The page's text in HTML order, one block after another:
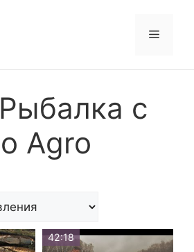
Меню
с
Agro
42:18